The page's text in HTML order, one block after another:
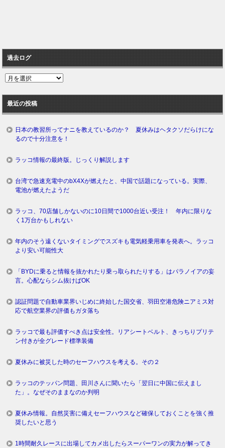
過去ログ
過
ロ
グ
最近の投稿
日本の教習所ってナニを教えているのか？ 夏休みはヘタクソだらけにな
るので十分注意を！
ラッコ情報の最終版。じっくり解説します
台湾で急速充電中のbX4Xが燃えたと、中国で話題になっている。実際、
電池が燃えたようだ
ラッコ、70店舗しかないのに10日間で1000台近い受注！ 年内に限りな
く1万台かもしれない
年内のそう遠くないタイミングでスズキも電気軽乗用車を発表へ。ラッコ
より安い可能性大
「BYDに乗ると情報を抜かれたり乗っ取られたりする」はパラノイアの妄
言。心配ならシム抜けばOK
認証問題で自動車業界いじめに終始した国交省、羽田空港危険ニアミス対
応で航空業界の評価もガタ落ち
ラッコで最も評価すべき点は安全性。リアシートベルト、きっちりプリテ
ン付きが全グレード標準装備
夏休みに被災した時のセーフハウスを考える。その２
ラッコのテッパン問題、田川さんに聞いたら「翌日に中国に伝えまし
た」。なぜそのままなのか判明
夏休み情報。自然災害に備えセーフハウスなど確保しておくことを強く推
奨したいと思う
1時間耐久レースに出場してカメ出したらスーパーワンの実力が解ってき